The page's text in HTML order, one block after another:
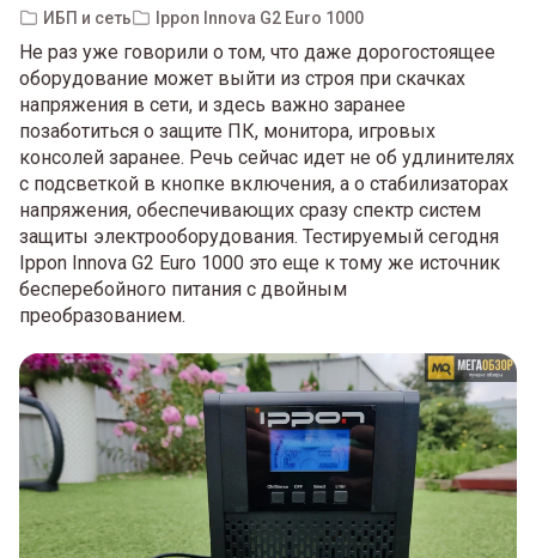
ИБП и сеть Ippon Innova G2 Euro 1000
Не раз уже говорили о том, что даже дорогостоящее
оборудование может выйти из строя при скачках
напряжения в сети, и здесь важно заранее
позаботиться о защите ПК, монитора, игровых
консолей заранее. Речь сейчас идет не об удлинителях
с подсветкой в кнопке включения, а о стабилизаторах
напряжения, обеспечивающих сразу спектр систем
защиты электрооборудования. Тестируемый сегодня
Ippon Innova G2 Euro 1000 это еще к тому же источник
бесперебойного питания с двойным
преобразованием.